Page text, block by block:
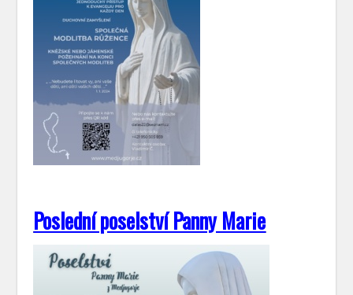
Poslední poselství Panny Marie